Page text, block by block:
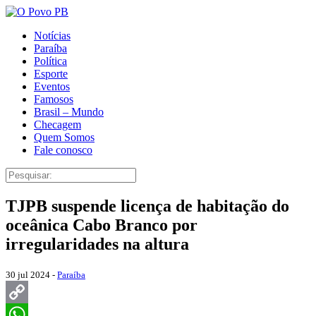
Notícias
Paraíba
Política
Esporte
Eventos
Famosos
Brasil – Mundo
Checagem
Quem Somos
Fale conosco
TJPB suspende licença de habitação do
oceânica Cabo Branco por
irregularidades na altura
30 jul 2024 - Paraíba